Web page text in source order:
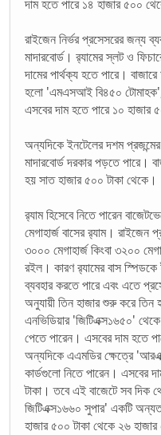
দাম হতে পারে ১৪ হাজার ৫০০
রাইজেন নির্ভর প্রসেসরের জন্য
মাদারবোর্ড। র‌্যামের স্লট ও
দামের পার্থক্য হতে পারে।
হলো 'এমএসআই বি৪৫০ টোমাহক',
এসবের দাম হতে পারে ১০ হাজার
অন্যদিকে ইনটেলের দশম
মাদারবোর্ড দরকার পড়তে পারে।
হয় সাত হাজার ৫০০ টাকা থেকে।
র‌্যাম হিসেবে নিতে পারেন
মেগাহার্জ বাসের র‌্যাম। রাইজেন
৩০০০ মেগাহার্জ কিংবা ৩২০০
রইল। কারণ র‌্যামের বাস
ব্যবহার করতে পারে এবং এতে
অনুযায়ী তিন হাজার শুরু করে তিন
এনভিডিয়ার 'জিটিএক্স১৬৫০'
পেতে পারেন। এসবের দাম হতে
অন্যদিকে এএমডির ক্ষেত্রে
কার্ডগুলো নিতে পারেন। এসবের
টাকা। তবে এই বাজেটে সব দিক
জিটিএক্স১৬৬০ সুপার' একটি
হাজার ৫০০ টাকা থেকে ২৬